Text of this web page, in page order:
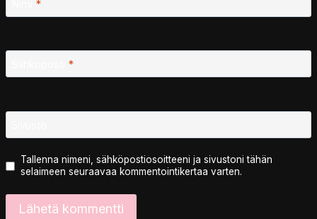
*
*
Tallenna nimeni, sähköpostiosoitteeni ja sivustoni tähän
selaimeen seuraavaa kommentointikertaa varten.